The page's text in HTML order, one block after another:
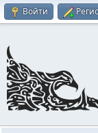
Войти